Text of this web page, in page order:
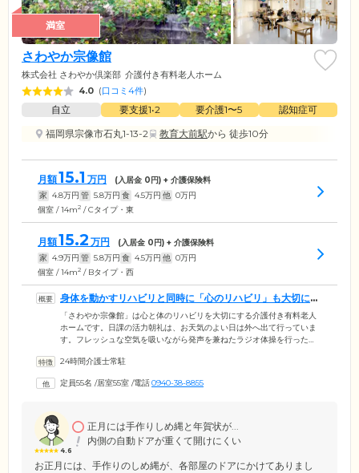
満室
さわやか宗像館
株式会社 さわやか倶楽部 介護付き有料老人ホーム
4.0 (口コミ4件)
自立 要支援1•2 要介護1〜5
認知症可
福岡県宗像市石丸1-13-2
教育大前駅から 徒歩10分
月額15.1 万円 (入居金 0円) + 介護保険料
家 4.8万円 管 5.8万円 食 4.5万円 他 0万円
個室 / 14m2 / Cタイプ・東
月額15.2 万円 (入居金 0円) + 介護保険料
家 4.9万円 管 5.8万円 食 4.5万円 他 0万円
個室 / 14m2 / Bタイプ・西
身体を動かすリハビリと同時に「心のリハビリ」も大切にし
ています
「さわやか宗像館」は心と体のリハビリを大切にする介護付き有料老人
ホームです。日課の活力朝礼は、お天気のよい日は外へ出て行っていま
す。フレッシュな空気を吸いながら発声を兼ねたラジオ体操を行った
た当ホームでは、リハビリがみなさまにとっての癒しの場となるように
入居者様の活動意欲を増進するようなプログラムを作成。無理なく取り
24時間介護士常駐
定員55名 /居室55室 /電話0940-38-8855
4.6
正月には手作りしめ縄と年賀状が...
内側の自動ドアが重くて開けにくい
お正月には、手作りのしめ縄が、各部屋のドアにかけてありまし